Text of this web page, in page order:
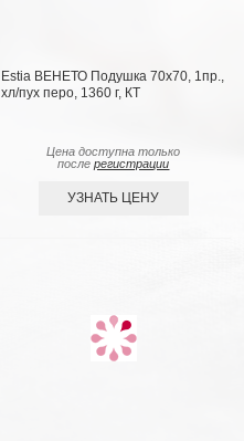
Estia ВЕНЕТО Подушка 70х70, 1пр.,
хл/пух перо, 1360 г, КТ
Цена доступна только
послерегистрации
УЗНАТЬ ЦЕНУ